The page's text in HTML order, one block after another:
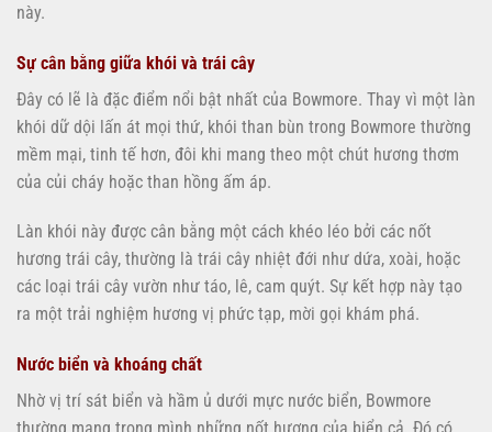
này.
Sự cân bằng giữa khói và trái cây
Đây có lẽ là đặc điểm nổi bật nhất của Bowmore. Thay vì một làn
khói dữ dội lấn át mọi thứ, khói than bùn trong Bowmore thường
mềm mại, tinh tế hơn, đôi khi mang theo một chút hương thơm
của củi cháy hoặc than hồng ấm áp.
Làn khói này được cân bằng một cách khéo léo bởi các nốt
hương trái cây, thường là trái cây nhiệt đới như dứa, xoài, hoặc
các loại trái cây vườn như táo, lê, cam quýt. Sự kết hợp này tạo
ra một trải nghiệm hương vị phức tạp, mời gọi khám phá.
Nước biển và khoáng chất
Nhờ vị trí sát biển và hầm ủ dưới mực nước biển, Bowmore